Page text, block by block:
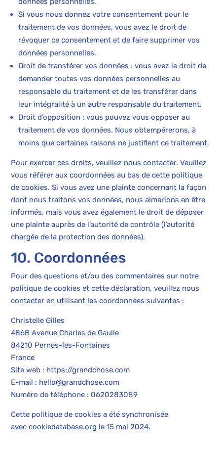
Si vous nous donnez votre consentement pour le
traitement de vos données, vous avez le droit de
révoquer ce consentement et de faire supprimer vos
données personnelles.
Droit de transférer vos données : vous avez le droit de
demander toutes vos données personnelles au
responsable du traitement et de les transférer dans
leur intégralité à un autre responsable du traitement.
Droit d’opposition : vous pouvez vous opposer au
traitement de vos données. Nous obtempérerons, à
moins que certaines raisons ne justifient ce traitement.
Pour exercer ces droits, veuillez nous contacter. Veuillez
vous référer aux coordonnées au bas de cette politique
de cookies. Si vous avez une plainte concernant la façon
dont nous traitons vos données, nous aimerions en être
informés, mais vous avez également le droit de déposer
une plainte auprès de l’autorité de contrôle (l’autorité
chargée de la protection des données).
10. Coordonnées
Pour des questions et/ou des commentaires sur notre
politique de cookies et cette déclaration, veuillez nous
contacter en utilisant les coordonnées suivantes :
Christelle Gilles
486B Avenue Charles de Gaulle
84210 Pernes-les-Fontaines
France
Site web : https://grandchose.com
E-mail : hello@grandchose.com
Numéro de téléphone : 0620283089
Cette politique de cookies a été synchronisée
avec cookiedatabase.org le 15 mai 2024.